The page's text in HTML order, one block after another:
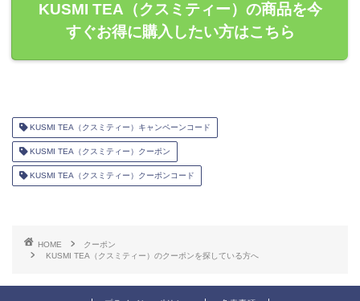
KUSMI TEA（クスミティー）の商品を今
すぐお得に購入したい方はこちら
KUSMI TEA（クスミティー）キャンペーンコード
KUSMI TEA（クスミティー）クーポン
KUSMI TEA（クスミティー）クーポンコード
HOME
クーポン
KUSMI TEA（クスミティー）のクーポンを探している方へ